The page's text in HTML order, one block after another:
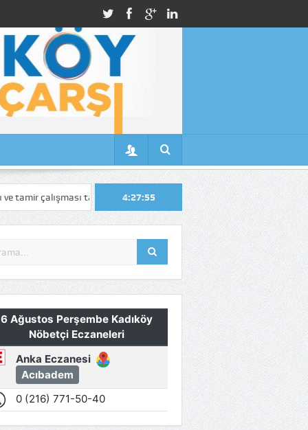
tamamlandı Açlık Sınırı 35 Bin 758 TL’ye, Yoksulluk Sınırı
4:27:56